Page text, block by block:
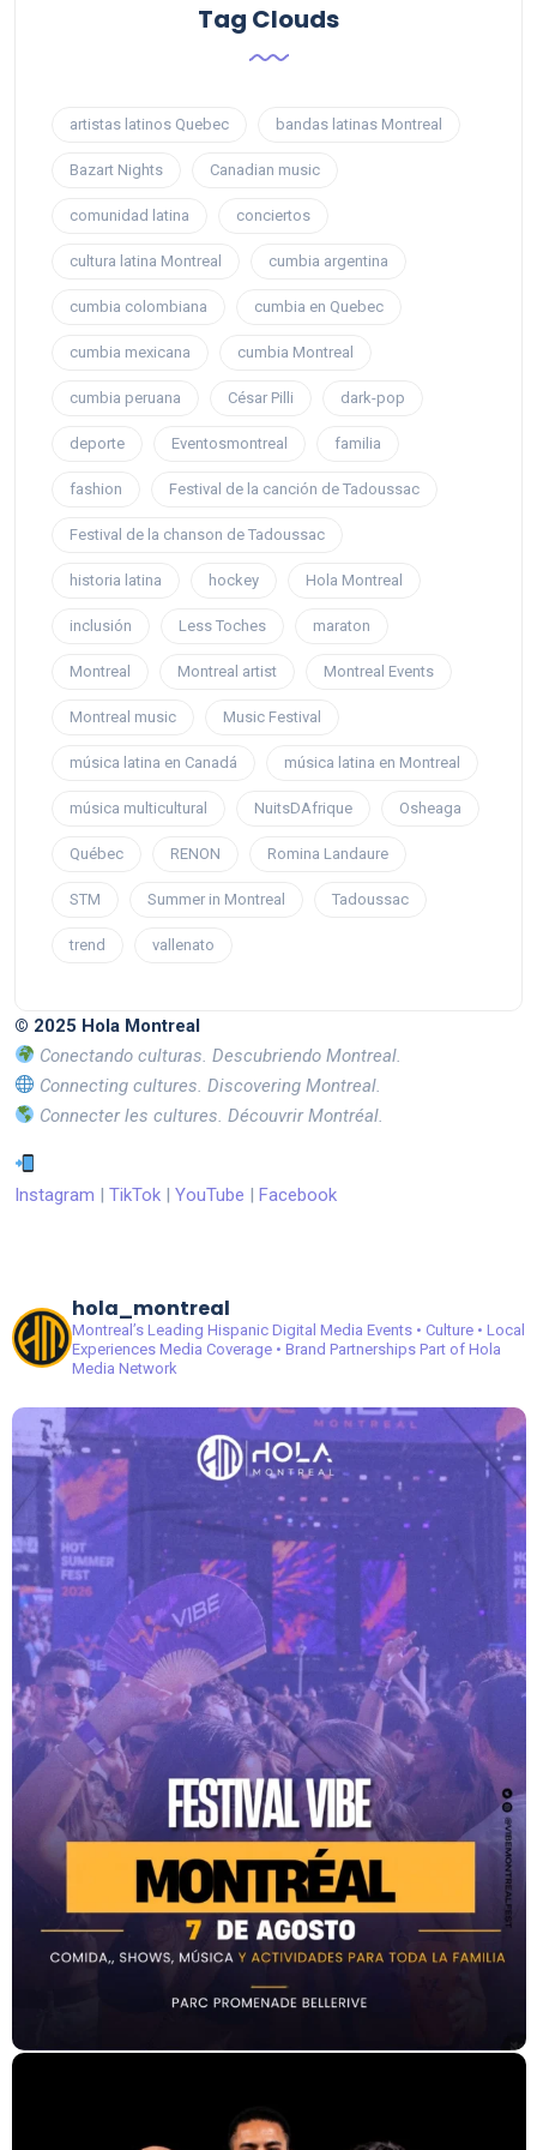
Tag Clouds
artistas latinos Quebec bandas latinas Montreal
Bazart Nights Canadian music
comunidad latina conciertos
cultura latina Montreal cumbia argentina
cumbia colombiana cumbia en Quebec
cumbia mexicana cumbia Montreal
cumbia peruana César Pilli dark-pop
deporte Eventosmontreal familia
fashion Festival de la canción de Tadoussac
Festival de la chanson de Tadoussac
historia latina hockey Hola Montreal
inclusión Less Toches maraton
Montreal Montreal artist Montreal Events
Montreal music Music Festival
música latina en Canadá música latina en Montreal
música multicultural NuitsDAfrique Osheaga
Québec RENON Romina Landaure
STM Summer in Montreal Tadoussac
trend vallenato
© 2025 Hola Montreal
Conectando culturas. Descubriendo Montreal.
Connecting cultures. Discovering Montreal.
Connecter les cultures. Découvrir Montréal.
Instagram | TikTok | YouTube | Facebook
hola_montreal
Montreal’s Leading Hispanic Digital Media Events • Culture • Local
ExperiencesMedia Coverage • Brand PartnershipsPart of Hola
Media Network